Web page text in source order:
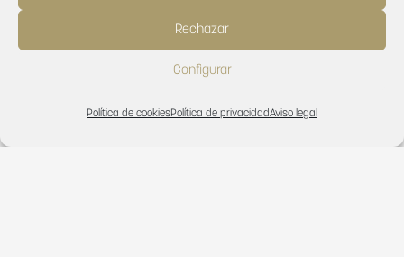
Rechazar
Configurar
Política de cookiesPolítica de privacidadAviso legal